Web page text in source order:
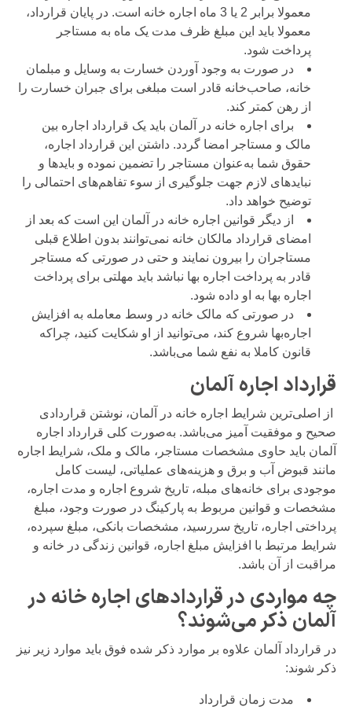
معمولا برابر 2 یا 3 ماه اجاره خانه است. در پایان قرارداد،
معمولا باید این مبلغ ظرف مدت یک ماه به مستاجر
پرداخت شود.
در صورت به وجود آوردن خسارت به وسایل و مبلمان
خانه، صاحب‌خانه قادر است مبلغی برای جبران خسارت را
از رهن کمتر کند.
برای اجاره‌ خانه در آلمان باید یک قرارداد اجاره بین
مالک و مستاجر امضا گردد. داشتن این قرارداد اجاره،
حقوق شما به‌عنوان مستاجر را تضمین نموده و بایدها و
نبایدهای لازم جهت جلوگیری از سوء تفاهم‌های احتمالی را
توضیح خواهد داد.
از دیگر قوانین اجاره خانه در آلمان این است که بعد از
امضای قرارداد مالکان خانه نمی‌توانند بدون اطلاع قبلی
مستاجران را بیرون نمایند و حتی در صورتی که مستاجر
قادر به پرداخت اجاره بها نباشد باید مهلتی برای پرداخت
اجاره بها به او داده شود.
در صورتی که مالک خانه در وسط معامله به افزایش
اجاره‌بها شروع کند، می‌توانید از او شکایت کنید، چراکه
قانون کاملا به نفع شما می‌باشد.
قرارداد اجاره آلمان
از اصلی‌ترین شرایط اجاره خانه در آلمان، نوشتن قراردادی
صحیح و موفقیت آمیز می‌باشد. به‌صورت کلی قرارداد اجاره
آلمان باید حاوی مشخصات مستاجر، مالک و ملک، شرایط اجاره
مانند قبوض آب و برق و هزینه‌های عملیاتی، لیست کامل
موجودی برای خانه‌های مبله، تاریخ شروع اجاره و مدت اجاره،
مشخصات و قوانین مربوط به پارکینگ در صورت وجود، مبلغ
پرداختی اجاره، تاریخ سررسید، مشخصات بانکی، مبلغ سپرده،
شرایط مرتبط با افزایش مبلغ اجاره، قوانین زندگی در خانه و
مراقبت از آن باشد.
چه مواردی در قراردادهای اجاره خانه در
آلمان ذکر می‌شوند؟
در قرارداد آلمان علاوه بر موارد ذکر شده فوق باید موارد زیر نیز
ذکر شوند:
مدت زمان قرارداد